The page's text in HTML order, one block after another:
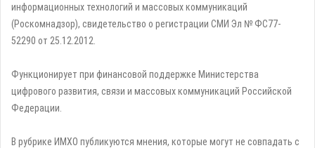
информационных технологий и массовых коммуникаций
(Роскомнадзор), свидетельство о регистрации СМИ Эл № ФС77-
52290 от 25.12.2012.
Функционирует при финансовой поддержке Министерства
цифрового развития, связи и массовых коммуникаций Российской
Федерации.
В рубрике ИМХО публикуются мнения, которые могут не совпадать с